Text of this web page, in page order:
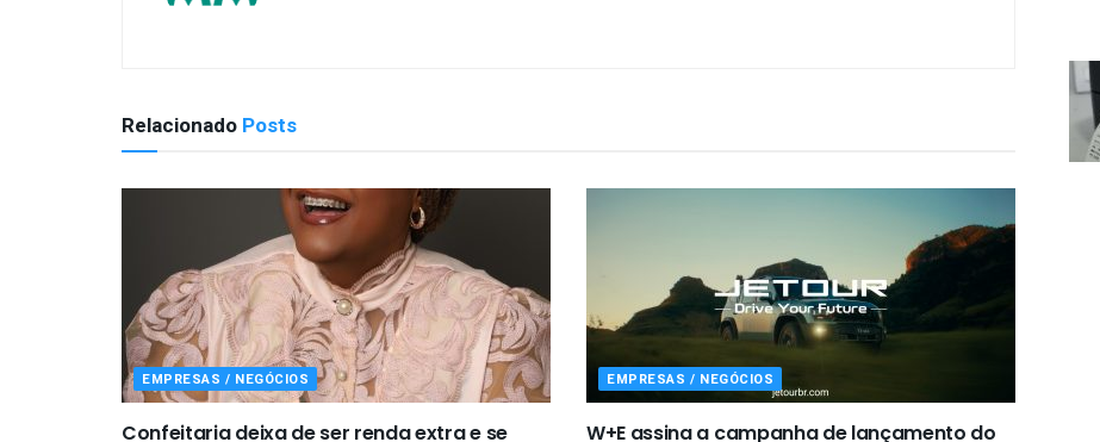
Relacionado Posts
EMPRESAS / NEGÓCIOS
Confeitaria deixa de ser renda extra e se
EMPRESAS / NEGÓCIOS
W+E assina a campanha de lançamento do